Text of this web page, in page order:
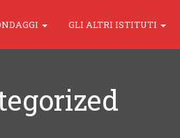
GLI ALTRI ISTITUTI